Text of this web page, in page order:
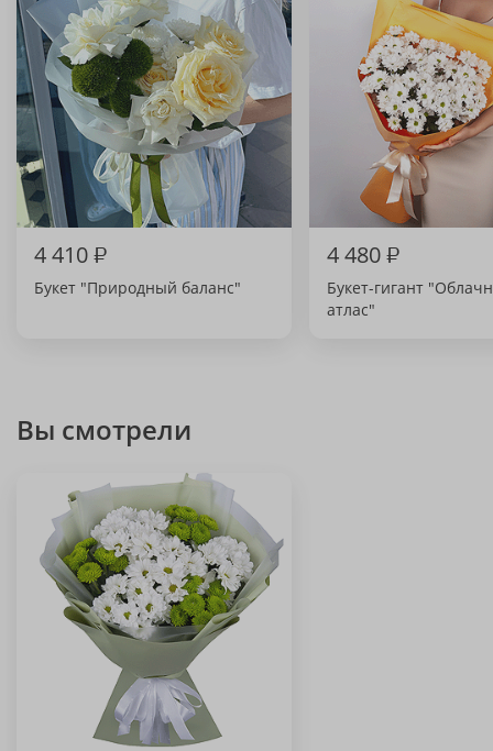
4 410₽
Букет "Природный баланс"
4 480₽
Букет-гигант
атлас"
Вы смотрели